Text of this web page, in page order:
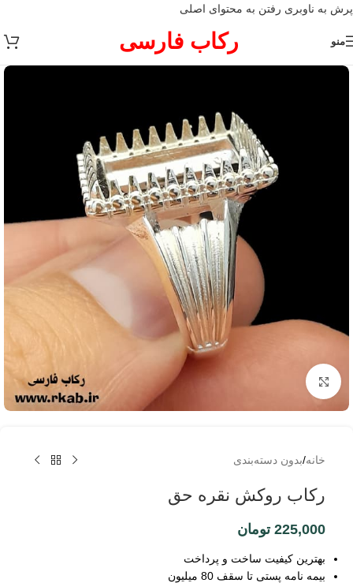
پرش به ناوبری رفتن به محتوای اصلی
منو رکاب فارسی
برای بزرگنمایی کلیک کنید
خانه/بدون دسته‌بندی
رکاب روکش نقره حق
225,000 تومان
بهترین کیفیت ساخت و پرداخت
بیمه نامه پستی تا سقف 80 میلیون